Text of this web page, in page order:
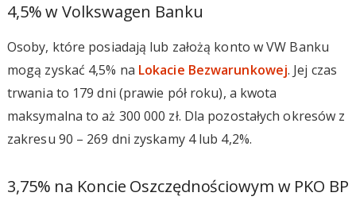
4,5% w Volkswagen Banku
Osoby, które posiadają lub założą konto w VW Banku
mogą zyskać 4,5% na Lokacie Bezwarunkowej. Jej czas
trwania to 179 dni (prawie pół roku), a kwota
maksymalna to aż 300 000 zł. Dla pozostałych okresów z
zakresu 90 – 269 dni zyskamy 4 lub 4,2%.
3,75% na Koncie Oszczędnościowym w PKO BP